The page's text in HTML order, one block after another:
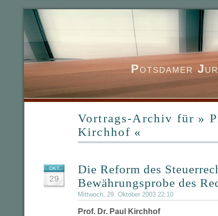
Potsdamer J
Vortrags-Archiv für »
Kirchhof «
OKT.
29
Die Reform des
Bewährungsprobe des
Mittwoch, 29. Oktober 2003 22:10
Prof. Dr. Paul Kirchhof